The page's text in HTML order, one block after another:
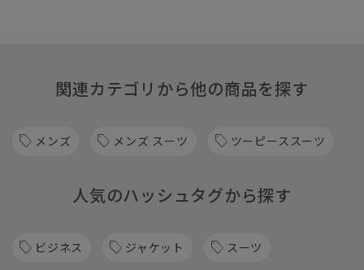
関連カテゴリから他の商品を探す
メンズ メンズ スーツ ツーピーススーツ
人気のハッシュタグから探す
ビジネス ジャケット スーツ